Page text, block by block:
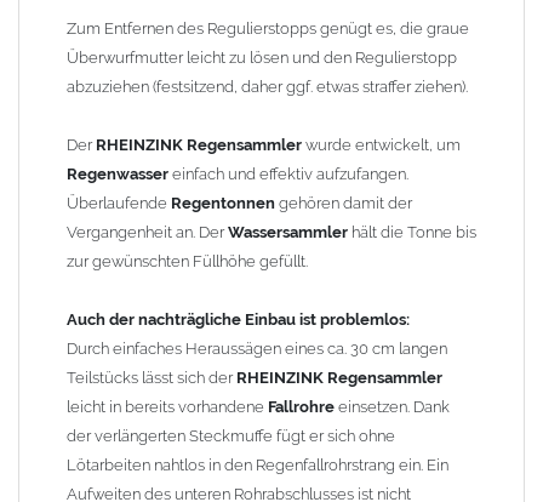
Regentonneein Überlaufen verhindert wird. Bei
entsprechender Füllhöhe fließt das Wasser über den
Abscheider imFallrohrab. Wird über einen längeren Zeitraum
In diesem Fall verhindert der Absperrhahn amGARDENA
Regulierstoppein Nachfließen.
Allgemeine Hinweise / Informationen:
Bei allen Angaben von"Zink"handelt es sich um
Spurenelementen von Titan und Kupfer. Durch die
Legierungsbestandteile ändern sich die Materialeigenschaften
und das Titanzinkblech kann dadurch verformt und gekantet
werden. Reines Zink würde beim Kanten brechen.
Wegen derelektrochemischen Kontaktkorrosiondürfen
Kupferbauteile nicht mit Zink, Aluminium oder verzinkten
Zum Entfernen des Regulierstopps genügt es, die graue
Überwurfmutter leicht zu lösen und den Regulierstopp
abzuziehen (festsitzend, daher ggf. etwas straffer ziehen).
Der RHEINZINK Regensammler wurde entwickelt, um
Regenwasser einfach und effektiv aufzufangen.
Überlaufende Regentonnen gehören damit der
Vergangenheit an. DerWassersammler hält die Tonne bis
zur gewünschten Füllhöhe gefüllt.
Auch der nachträgliche Einbau ist problemlos:
Durch einfaches Heraussägen eines ca. 30 cm langen
Teilstücks lässt sich der RHEINZINK Regensammler
leicht in bereits vorhandene Fallrohre einsetzen. Dank
der verlängerten Steckmuffe fügt er sich ohne
Lötarbeiten nahtlos in den Regenfallrohrstrang ein. Ein
Aufweiten des unteren Rohrabschlusses ist nicht